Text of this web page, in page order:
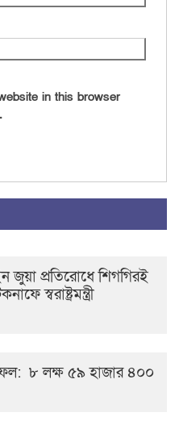
in this browser
জুয়া প্রতিরোধে শিগগিরই
স্বরাষ্ট্রমন্ত্রী
৮ লক্ষ ৫৯ হাজার ৪০০